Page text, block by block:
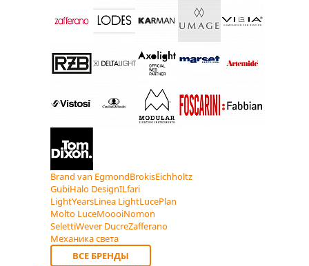
Brand van EgmondBrokisEichholtz
GubiHalo DesignILfari
LightYearsLinea LightLucePlan
Molto LuceMoooiNomon
SelettiWever DucreZafferano
Механика света
ВСЕ БРЕНДЫ